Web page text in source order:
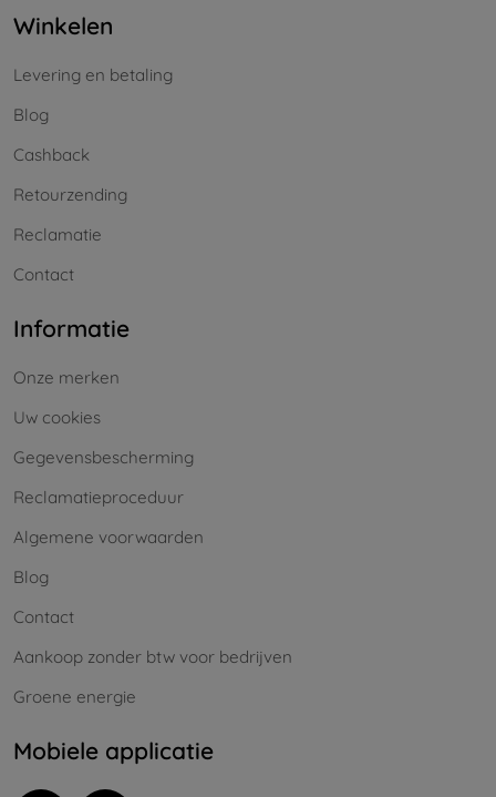
Winkelen
Levering en betaling
Blog
Cashback
Retourzending
Reclamatie
Contact
Informatie
Onze merken
Uw cookies
Gegevensbescherming
Reclamatieproceduur
Algemene voorwaarden
Blog
Contact
Aankoop zonder btw voor bedrijven
Groene energie
Mobiele applicatie